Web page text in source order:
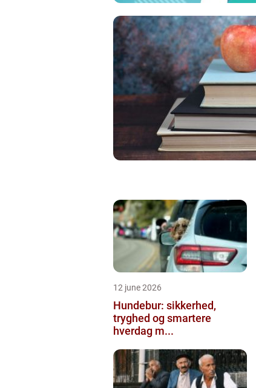
12 june 2026
Hundebur: sikkerhed,
tryghed og smartere
hverdag m...